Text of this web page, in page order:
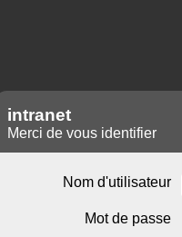
intranet
Merci de vous identifier
Nom d'utilisateur
Mot de passe